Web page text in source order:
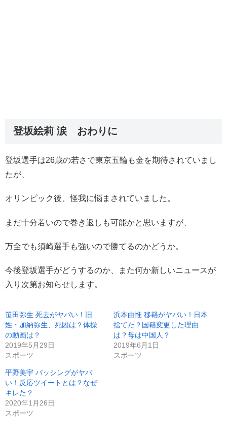
登坂絵莉 涙 おわりに
登坂選手は26歳の若さで東京五輪も金を期待されていまし
たが、
オリンピック後、怪我に悩まされていました。
まだ十分若いので巻き返しも可能かと思いますが、
万全でも須崎選手も強いので勝てるのかどうか。
今後登坂選手がどうするのか、また何か新しいニュースが
入り次第お知らせします。
笹田弥生 死去がヤバい！旧
姓・加納弥生、死因は？体操
の動画は？
2019年5月29日
スポーツ
浜本由惟 移籍がヤバい！日本
捨てた？国籍変更した理由
は？母は中国人？
2019年6月1日
スポーツ
平野美宇 バッシングがヤバ
い！反応ツイートとは？なぜ
キレた？
2020年1月26日
スポーツ